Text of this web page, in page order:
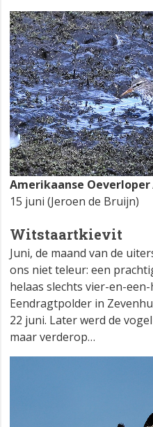
Amerikaanse Oeverloper
15 juni (Jeroen de Bruijn)
Witstaartkievit
Juni, de maand van de
ons niet teleur: een
helaas slechts vier-en-
Eendragtpolder in
22 juni. Later werd de
maar verderop…